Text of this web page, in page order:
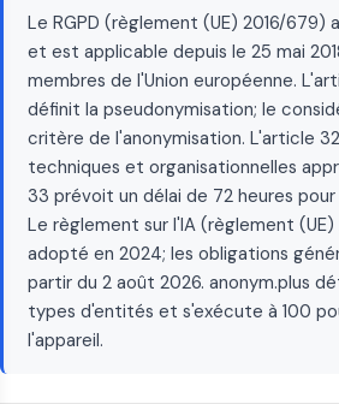
Le RGPD (règlement (UE) 2016/679)
et est applicable depuis le 25 mai
membres de l'Union européenne.
définit la pseudonymisation; le
critère de l'anonymisation. L'article
techniques et organisationnelles
33 prévoit un délai de 72 heures
Le règlement sur l'IA (règlement
adopté en 2024; les obligations
partir du 2 août 2026. anonym.plus
types d'entités et s'exécute à 100
l'appareil.